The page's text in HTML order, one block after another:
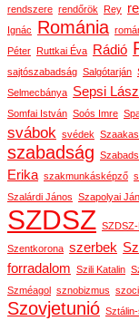
rendszere rendőrök Rey
Ignác
Románia
Péter Ruttkai Éva Rádió
sajtószabadság Salgótarján
Selmecbánya Sepsi
Somfai István Soós Imre
svábok svédek
szabadság
Erika szakmunkásképző
Szalárdi János Szapolyai
SZDSZ
Szentkorona szerbek
forradalom Szili Katalin
Szméagol sznobizmus
Szovjetunió